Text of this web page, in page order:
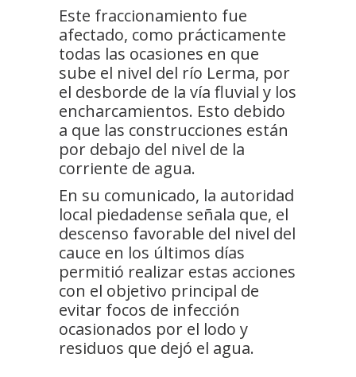
Este fraccionamiento fue
afectado, como prácticamente
todas las ocasiones en que
sube el nivel del río Lerma, por
el desborde de la vía fluvial y los
encharcamientos. Esto debido
a que las construcciones están
por debajo del nivel de la
corriente de agua.
En su comunicado, la autoridad
local piedadense señala que, el
descenso favorable del nivel del
cauce en los últimos días
permitió realizar estas acciones
con el objetivo principal de
evitar focos de infección
ocasionados por el lodo y
residuos que dejó el agua.